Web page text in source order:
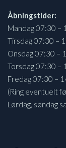
Åbningstider:
Mandag 07:30 –
Tirsdag 07:30 –
Onsdag 07:30 –
Torsdag 07:30 –
Fredag 07:30 –
(Ring eventuelt
Lørdag, søndag